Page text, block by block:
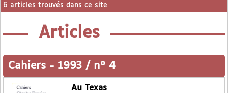
6 articles trouvés dans ce site
Articles
Cahiers - 1993 / n° 4
Au Texas